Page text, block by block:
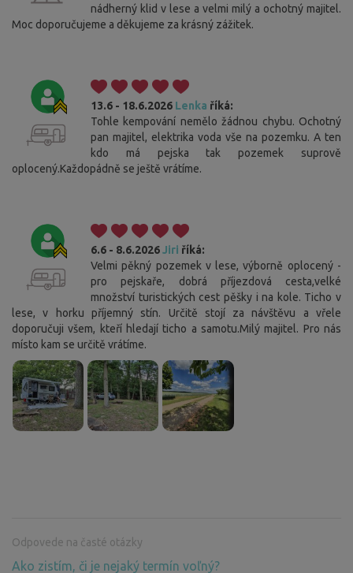
nádherný klid v lese a velmi milý a ochotný majitel.
Moc doporučujeme a děkujeme za krásný zážitek.
13.6 - 18.6.2026 Lenka říká:
Tohle kempování nemělo žádnou chybu. Ochotný
pan majitel, elektrika voda vše na pozemku. A ten
kdo má pejska tak pozemek suprově
oplocený.Každopádně se ještě vrátíme.
6.6 - 8.6.2026Jiri říká:
Velmi pěkný pozemek v lese, výborně oplocený -
pro pejskaře, dobrá příjezdová cesta,velké
množství turistických cest pěšky i na kole. Ticho v
lese, v horku příjemný stín. Určitě stojí za návštěvu a vřele
doporučuji všem, kteří hledají ticho a samotu.Milý majitel. Pro nás
místo kam se určitě vrátíme.
Odpovede na časté otázky
Ako zistím, či je nejaký termín voľný?